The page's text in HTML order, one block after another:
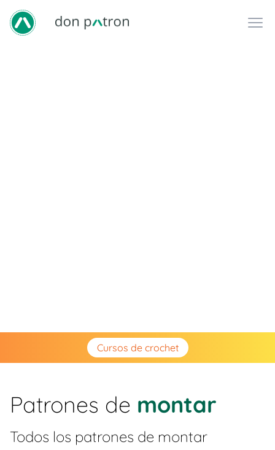
Cursos de crochet
Patrones de montar
Todos los patrones de montar